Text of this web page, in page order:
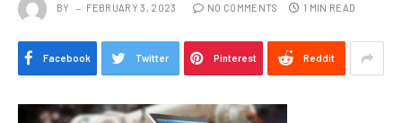
BY FEBRUARY 3, 2023 NO COMMENTS 1 MIN READ
Facebook Twitter Pinterest Reddit